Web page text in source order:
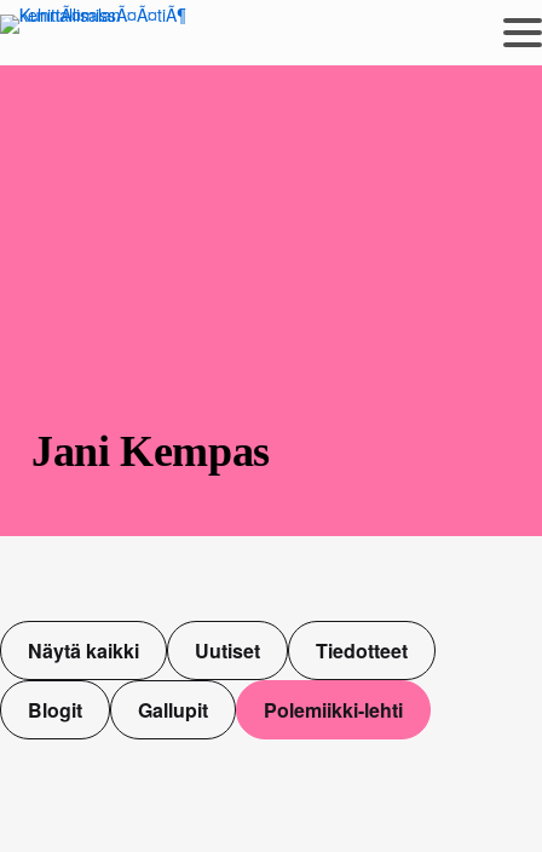
Siirry
sisältöön
Jani Kempas
Näytä kaikki Uutiset Tiedotteet
Blogit Gallupit Polemiikki-lehti